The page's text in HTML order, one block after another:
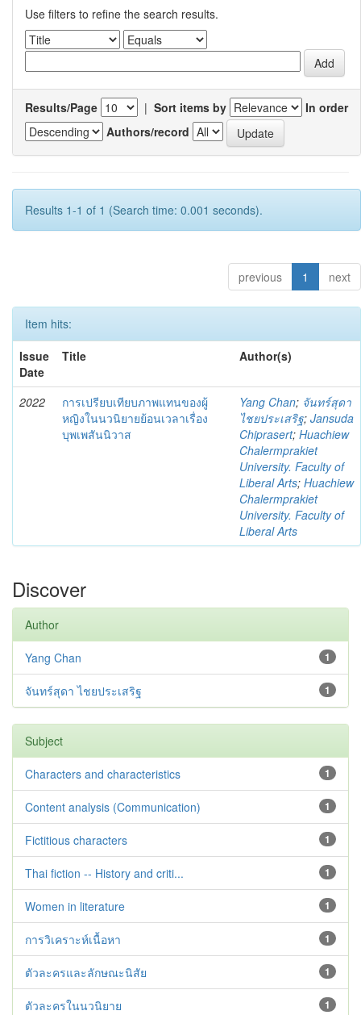
Use filters to refine the search results.
Results/Page | Sort items by
In order
Authors/record
Results 1-1 of 1 (Search time: 0.001 seconds).
previous 1 next
Item hits:
Issue
Date
Title Author(s)
2022
การเปรียบเทียบภาพแทนของผู้
หญิงในนวนิยายย้อนเวลาเรื่อง
บุพเพสันนิวาส
Yang Chan; จันทร์สุดา
ไชยประเสริฐ; Jansuda
Chiprasert; Huachiew
Chalermprakiet
University. Faculty of
Liberal Arts; Huachiew
Chalermprakiet
University. Faculty of
Liberal Arts
Discover
Author
1
Yang Chan
1
จันทร์สุดา ไชยประเสริฐ
Subject
1
Characters and characteristics
1
Content analysis (Communication)
1
Fictitious characters
1
Thai fiction -- History and criti...
1
Women in literature
1
การวิเคราะห์เนื้อหา
1
ตัวละครและลักษณะนิสัย
1
ตัวละครในนวนิยาย